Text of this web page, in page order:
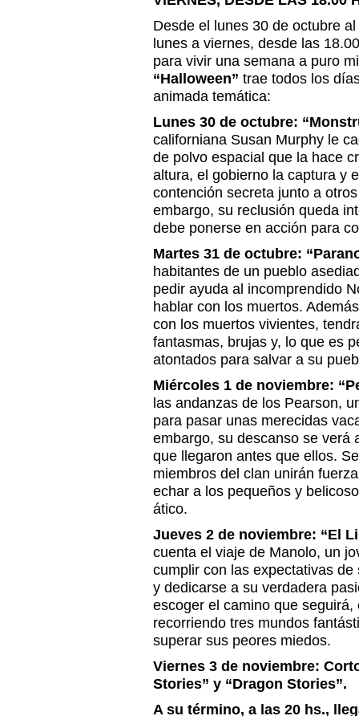
Desde el lunes 30 de octubre
lunes a viernes, desde las
para vivir una semana a puro
“Halloween” trae todos los
animada temática:
Lunes 30 de octubre:
californiana Susan Murphy le
de polvo espacial que la hace
altura, el gobierno la captura y
contención secreta junto a
embargo, su reclusión queda
debe ponerse en acción para
Martes 31 de octubre:
habitantes de un pueblo
pedir ayuda al incomprendido
hablar con los muertos.
con los muertos vivientes,
fantasmas, brujas y, lo que es
atontados para salvar a su
Miércoles 1 de noviembre:
las andanzas de los Pearson,
para pasar unas merecidas
embargo, su descanso se verá
que llegaron antes que ellos.
miembros del clan unirán
echar a los pequeños y
ático.
Jueves 2 de noviembre: “El
cuenta el viaje de Manolo, un
cumplir con las expectativas
y dedicarse a su verdadera
escoger el camino que
recorriendo tres mundos
superar sus peores miedos.
Viernes 3 de noviembre:
Stories” y “Dragon Stories”.
A su término, a las 20 hs.,